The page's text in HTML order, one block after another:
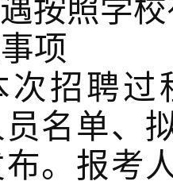
按照学
项
次招聘过
名单、
。报考